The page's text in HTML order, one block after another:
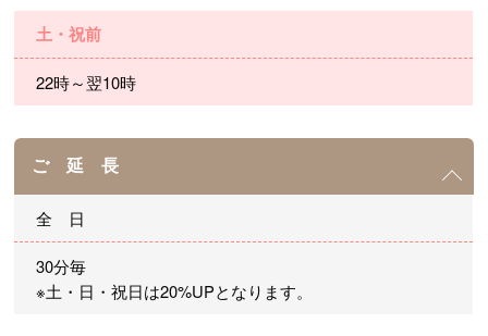
土・祝前
22時～翌10時
ご 延 長
全 日
30分毎
※土・日・祝日は20%UPとなります。